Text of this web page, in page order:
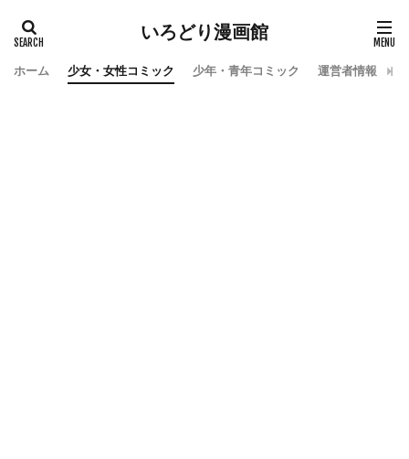
いろどり漫画館
ホーム 少女・女性コミック 少年・青年コミック 運営者情報